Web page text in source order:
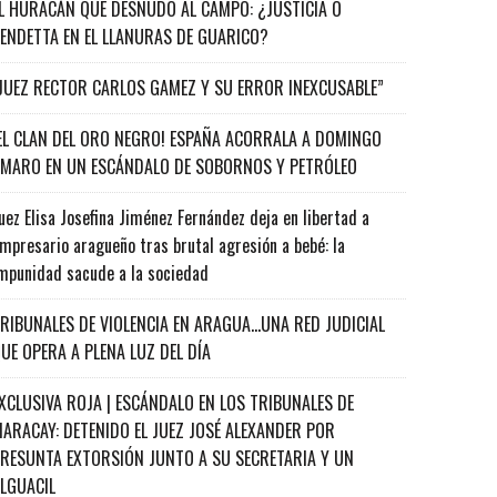
HURACÁN QUE DESNUDÓ AL CAMPO: ¿JUSTICIA O
EN EL LLANURAS DE GUARICO?
RECTOR CARLOS GAMEZ Y SU ERROR INEXCUSABLE”
CLAN DEL ORO NEGRO! ESPAÑA ACORRALA A DOMINGO
EN UN ESCÁNDALO DE SOBORNOS Y PETRÓLEO
Elisa Josefina Jiménez Fernández deja en libertad a
aragueño tras brutal agresión a bebé: la
sacude a la sociedad
DE VIOLENCIA EN ARAGUA…UNA RED JUDICIAL
OPERA A PLENA LUZ DEL DÍA
ROJA | ESCÁNDALO EN LOS TRIBUNALES DE
DETENIDO EL JUEZ JOSÉ ALEXANDER POR
EXTORSIÓN JUNTO A SU SECRETARIA Y UN